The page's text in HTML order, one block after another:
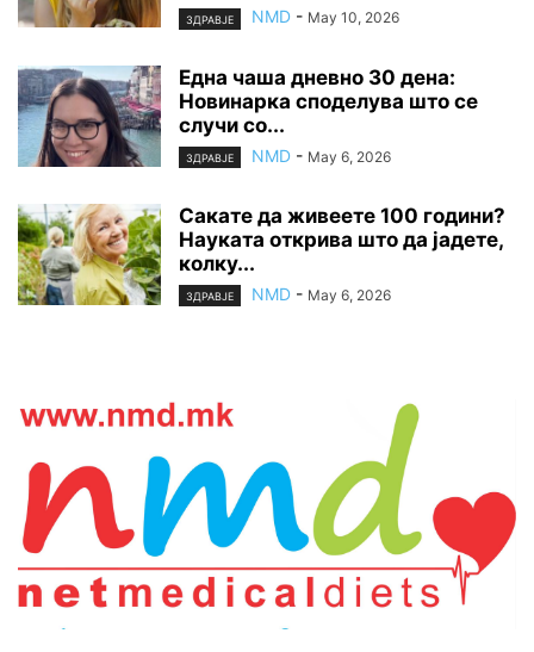
ЗДРАВЈЕ NMD - May 10, 2026
Една чаша дневно 30 дена:
Новинарка споделува што се
случи со...
ЗДРАВЈЕ NMD - May 6, 2026
Сакате да живеете 100 години?
Науката открива што да јадете,
колку...
ЗДРАВЈЕ NMD - May 6, 2026